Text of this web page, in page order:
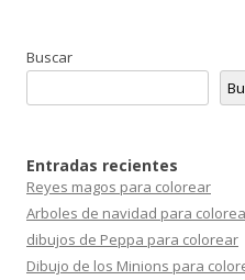
Buscar
Entradas recientes
Reyes magos para colorear
Arboles de navidad para
dibujos de Peppa para colorear
Dibujo de los Minions para